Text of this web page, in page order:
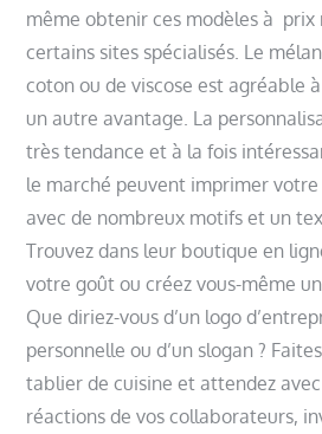
même obtenir ces modèles à prix
certains sites spécialisés. Le
coton ou de viscose est agréable
un autre avantage. La
très tendance et à la fois
le marché peuvent imprimer
avec de nombreux motifs et un
Trouvez dans leur boutique en
votre goût ou créez vous-même
Que diriez-vous d’un logo
personnelle ou d’un slogan ?
tablier de cuisine et attendez
réactions de vos collaborateurs,